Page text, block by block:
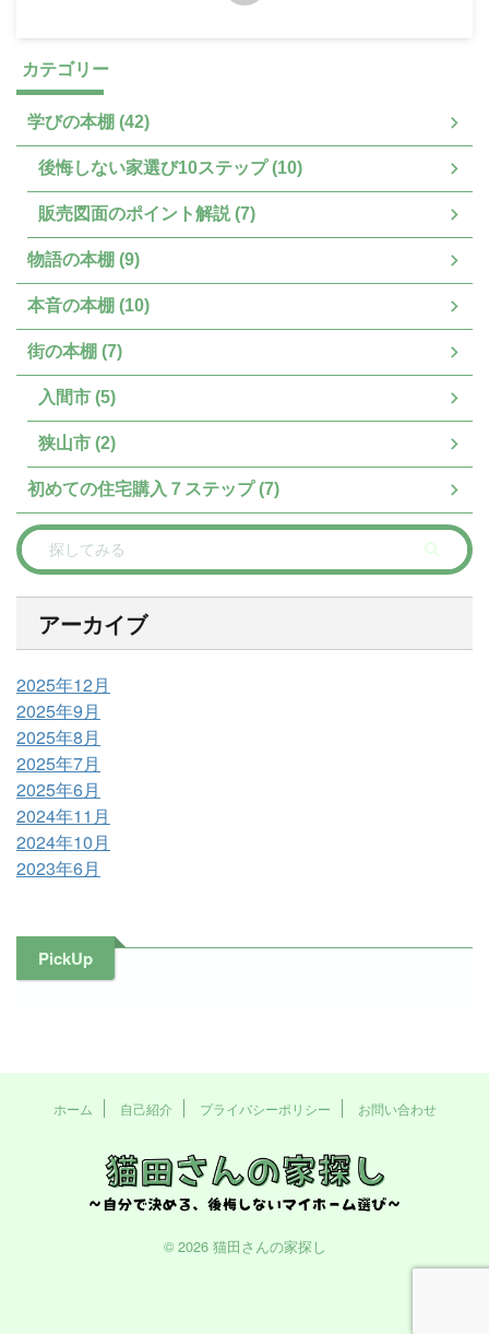
カテゴリー
学びの本棚 (42)
後悔しない家選び10ステップ (10)
販売図面のポイント解説 (7)
物語の本棚 (9)
本音の本棚 (10)
街の本棚 (7)
入間市 (5)
狭山市 (2)
初めての住宅購入７ステップ (7)
アーカイブ
2025年12月
2025年9月
2025年8月
2025年7月
2025年6月
2024年11月
2024年10月
2023年6月
PickUp
ホーム 自己紹介 プライバシーポリシー お問い合わせ
© 2026 猫田さんの家探し